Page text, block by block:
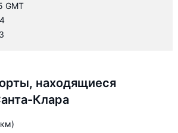
GMT
находящиеся
Клара